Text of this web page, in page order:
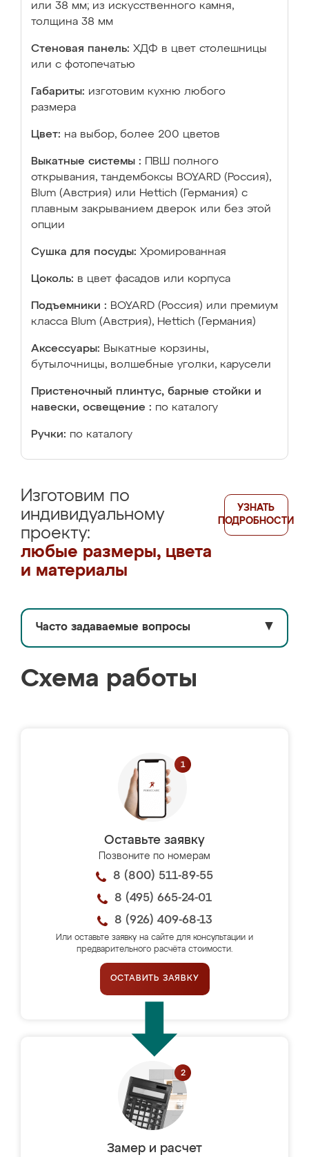
или 38 мм; из искусственного камня,
толщина 38 мм
Стеновая панель: ХДФ в цвет столешницы
или с фотопечатью
Габариты: изготовим кухню любого
размера
Цвет: на выбор, более 200 цветов
Выкатные системы :
ПВШ полного
открывания, тандембоксы BOYARD (Россия),
Blum (Австрия) или Hettich (Германия) с
плавным закрыванием дверок или без этой
опции
Сушка для посуды: Хромированная
Цоколь: в цвет фасадов или корпуса
Подъемники : BOYARD (Россия) или премиум
класса Blum (Австрия), Hettich (Германия)
Аксессуары: Выкатные корзины,
бутылочницы, волшебные уголки, карусели
Пристеночный плинтус, барные стойки и
навески, освещение : по каталогу
Ручки: по каталогу
Изготовим по
индивидуальному
проекту:
любые размеры, цвета
и материалы
УЗНАТЬ
ПОДРОБНОСТИ
Часто задаваемые вопросы ▼
Схема работы
Оставьте заявку
Позвоните по номерам
8 (800) 511-89-55
8 (495) 665-24-01
8 (926) 409-68-13
Или оставьте заявку на сайте для консультации и
предварительного расчёта стоимости.
ОСТАВИТЬ ЗАЯВКУ
Замер и расчет